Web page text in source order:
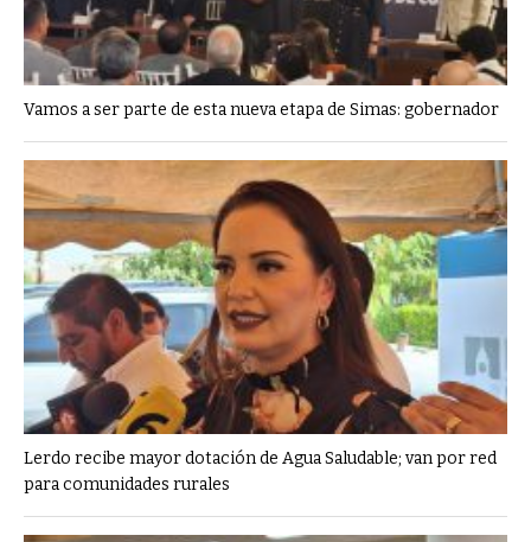
Vamos a ser parte de esta nueva etapa de Simas: gobernador
Lerdo recibe mayor dotación de Agua Saludable; van por red
para comunidades rurales